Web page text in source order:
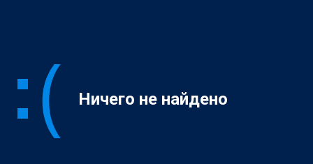
Ничего не найдено